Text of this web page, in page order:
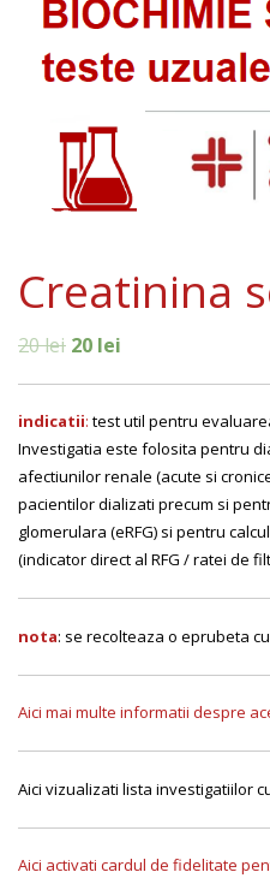
Creatinina
20lei 20 lei
indicatii: test util pentru
Investigatia este folosita pentru
afectiunilor renale (acute si
pacientilor dializati precum si
glomerulara (eRFG) si pentru
(indicator direct al RFG / ratei de
nota: se recolteaza o eprubeta
Aici mai multe informatii despre
Aici vizualizati lista investigatiilor
Aici activati cardul de fidelitate